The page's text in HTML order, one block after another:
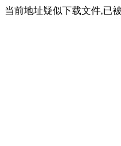
当前地址疑似下载文件,已